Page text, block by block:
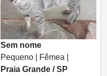
Sem nome
Pequeno | Fêmea |
Praia Grande / SP